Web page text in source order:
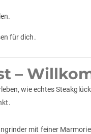
für dich.
wie echtes
mit feiner